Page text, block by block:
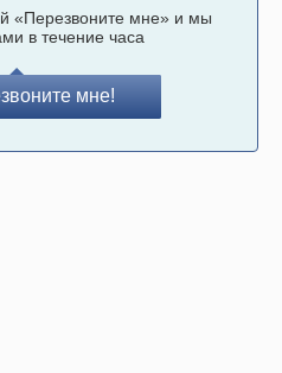
«Перезвоните мне» и мы
в течение часа
мне!